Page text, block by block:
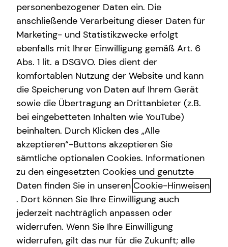
Private Pflegezusatzversicherung
Betriebliche Krankenversicherung
Altersvorsorge
Über mich
Das ist tecis
Dürfen wir uns kurz vorstellen? Wir sind tecis – die
Finanzberatung deiner Generation – und begleiten dich
auf deinem Weg in eine finanziell selbstbestimmte
Zukunft. Altersvorsorge, Absicherung, Vermögensaufbau,
Immobilienfinanzierung – wir sind Ansprechpartner für
die finanziellen Fragen in deinem Leben.
personenbezogener Daten ein. Die
anschließende Verarbeitung dieser Daten für
Marketing- und Statistikzwecke erfolgt
ebenfalls mit Ihrer Einwilligung gemäß Art. 6
Abs. 1 lit. a DSGVO. Dies dient der
komfortablen Nutzung der Website und kann
die Speicherung von Daten auf Ihrem Gerät
sowie die Übertragung an Drittanbieter (z.B.
bei eingebetteten Inhalten wie YouTube)
beinhalten. Durch Klicken des „Alle
akzeptieren“-Buttons akzeptieren Sie
sämtliche optionalen Cookies. Informationen
zu den eingesetzten Cookies und genutzte
Daten finden Sie in unseren Cookie-Hinweisen
. Dort können Sie Ihre Einwilligung auch
jederzeit nachträglich anpassen oder
widerrufen. Wenn Sie Ihre Einwilligung
widerrufen, gilt das nur für die Zukunft; alle